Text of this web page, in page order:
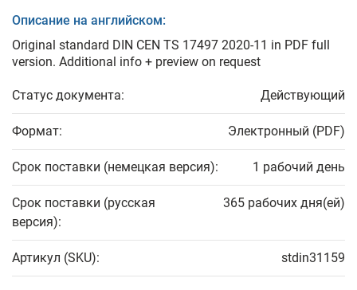
Описание на английском:
Original standard DIN CEN TS 17497 2020-11 in PDF full
version. Additional info + preview on request
Статус документа: Действующий
Формат: Электронный (PDF)
Срок поставки (немецкая версия): 1 рабочий день
Срок поставки (русская
версия):
365 рабочих дня(ей)
Артикул (SKU): stdin31159